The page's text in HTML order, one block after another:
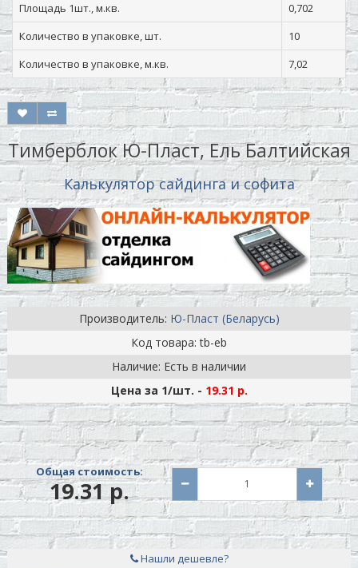
Площадь 1шт., м.кв.
0,702
Количество в упаковке, шт.
10
Количество в упаковке, м.кв.
7,02
Тимберблок Ю-Пласт, Ель Балтийская
Калькулятор сайдинга и софита
Производитель: Ю-Пласт (Беларусь)
Код товара: tb-eb
Наличие: Есть в наличии
Цена за 1/шт. - 19.31 р.
Общая стоимость:
19.31 р.
Нашли дешевле?